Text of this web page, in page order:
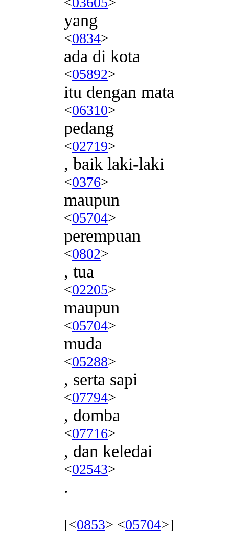
yang
<0834>
ada di kota
<05892>
itu dengan mata
<06310>
pedang
<02719>
, baik laki-laki
<0376>
maupun
<05704>
perempuan
<0802>
, tua
<02205>
maupun
<05704>
muda
<05288>
, serta sapi
<07794>
, domba
<07716>
, dan keledai
<02543>
.
[<0853> <05704>]